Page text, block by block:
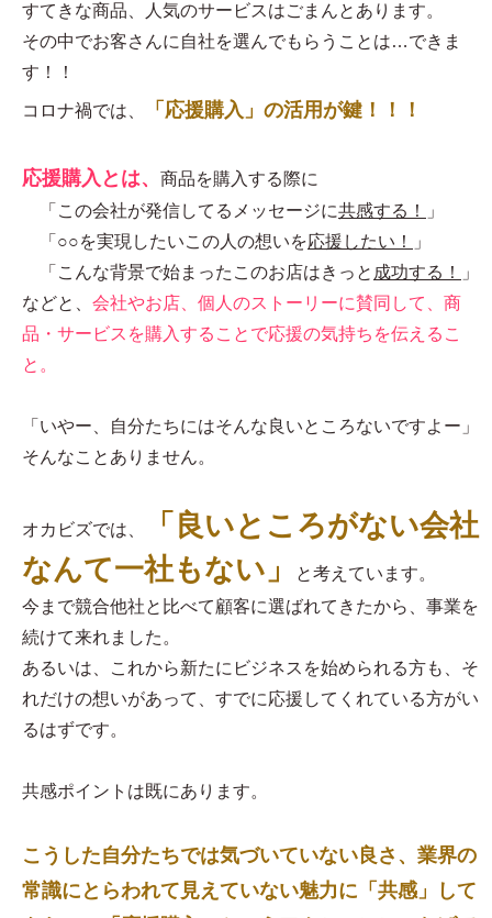
すてきな商品、人気のサービスはごまんとあります。
その中でお客さんに自社を選んでもらうことは…できま
す！！
コロナ禍では、 「応援購入」の活用が鍵！！！
応援購入とは、 商品を購入する際に
「この会社が発信してるメッセージに共感する！
」
「○○を実現したいこの人の想いを応援したい！
」
「こんな背景で始まったこのお店はきっと 成功する！
」
などと、 会社やお店、個人のストーリーに賛同して、商
品・サービスを購入することで応援の気持ちを伝えるこ
と。
「いやー、自分たちにはそんな良いところないですよー」
そんなことありません。
オカビズでは、
「良いところがない会社
なんて一社もない」
と考えています。
今まで競合他社と比べて顧客に選ばれてきたから、事業を
続けて来れました。
あるいは、これから新たにビジネスを始められる方も、そ
れだけの想いがあって、すでに応援してくれている方がい
るはずです。
共感ポイントは既にあります。
こうした自分たちでは気づいていない良さ、業界の
常識にとらわれて見えていない魅力に「共感」して